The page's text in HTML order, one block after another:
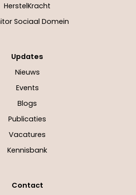
HerstelKracht
Sociaal Domein
Updates
Nieuws
Events
Blogs
Publicaties
Vacatures
Kennisbank
Contact